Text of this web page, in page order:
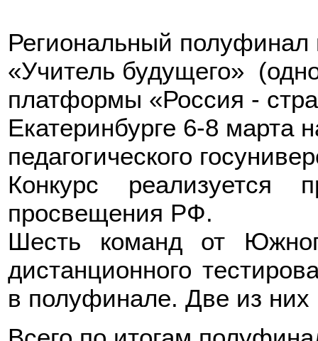
Региональный полуфинал
«Учитель будущего»
платформы «Россия -
Екатеринбурге 6-8 марта
педагогического
Конкурс реализуется
просвещения РФ.
Шесть команд от
дистанционного
в полуфинале. Две из